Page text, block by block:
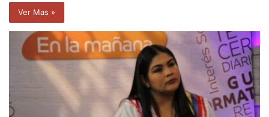
Ver Mas »